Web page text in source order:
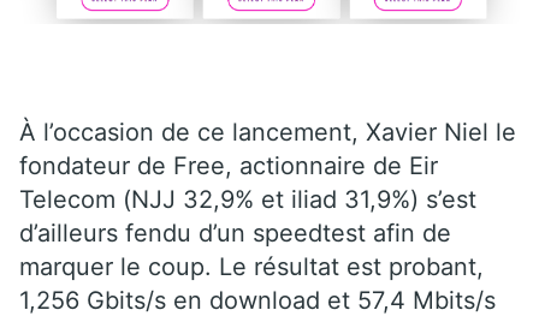
À l’occasion de ce lancement, Xavier Niel le
fondateur de Free, actionnaire de Eir
Telecom (NJJ 32,9% et iliad 31,9%) s’est
d’ailleurs fendu d’un speedtest afin de
marquer le coup. Le résultat est probant,
1,256 Gbits/s en download et 57,4 Mbits/s